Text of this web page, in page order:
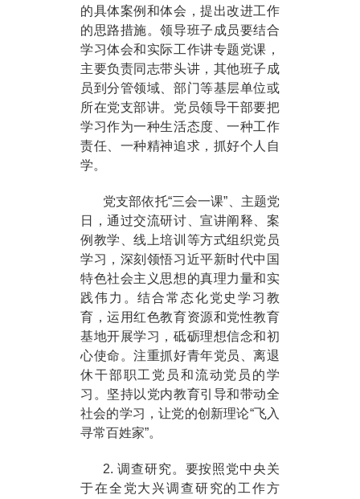
的具体案例和体会，提出改进工作
的思路措施。领导班子成员要结合
学习体会和实际工作讲专题党课，
主要负责同志带头讲，其他班子成
员到分管领域、部门等基层单位或
所在党支部讲。党员领导干部要把
学习作为一种生活态度、一种工作
责任、一种精神追求，抓好个人自
学。
党支部依托“三会一课”、主题党
日，通过交流研讨、宣讲阐释、案
例教学、线上培训等方式组织党员
学习，深刻领悟习近平新时代中国
特色社会主义思想的真理力量和实
践伟力。结合常态化党史学习教
育，运用红色教育资源和党性教育
基地开展学习，砥砺理想信念和初
心使命。注重抓好青年党员、离退
休干部职工党员和流动党员的学
习。坚持以党内教育引导和带动全
社会的学习，让党的创新理论“飞入
寻常百姓家”。
2. 调查研究。要按照党中央关
于在全党大兴调查研究的工作方